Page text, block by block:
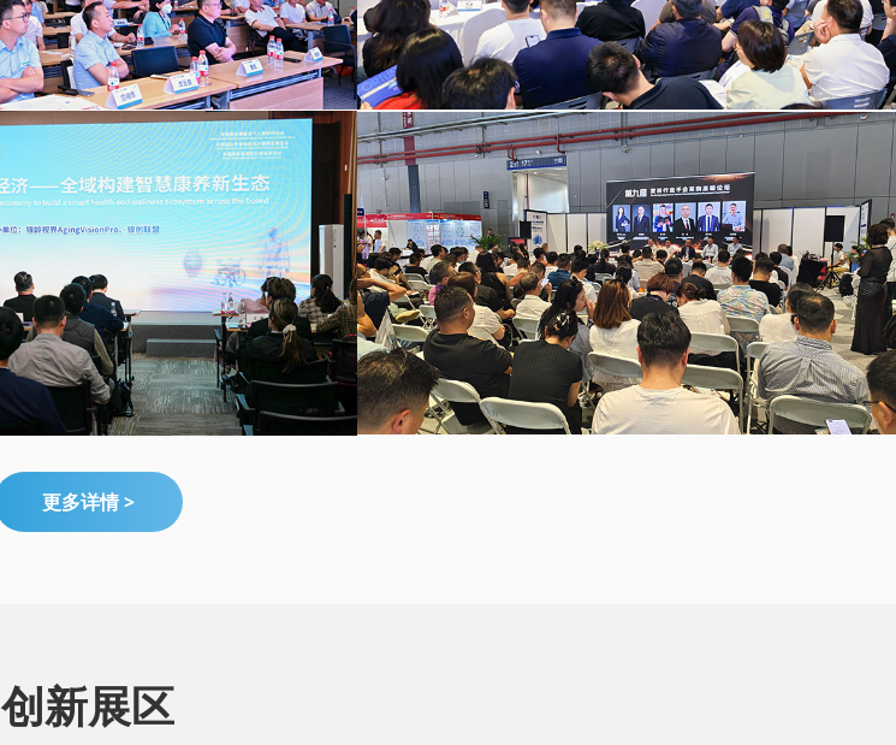
更多详情 >
创新展区